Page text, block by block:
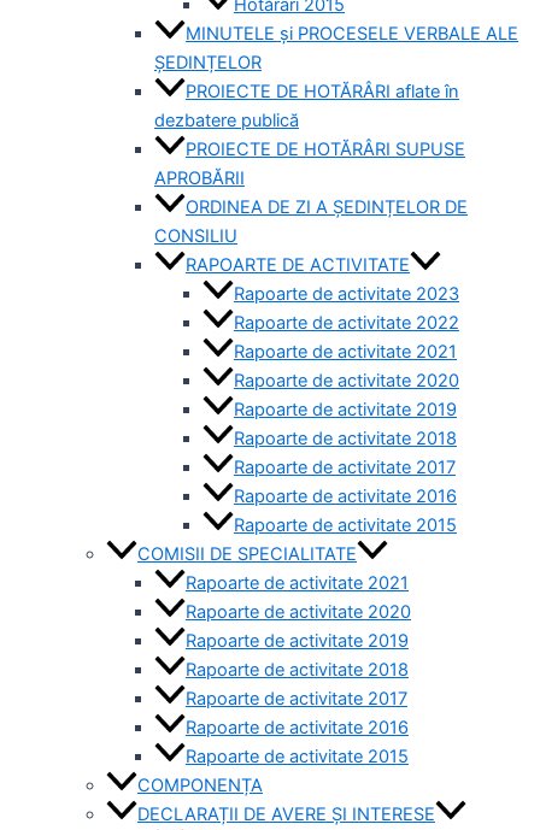
MINUTELE și PROCESELE VERBALE ALE
ȘEDINȚELOR
PROIECTE DE HOTĂRÂRI aflate în
dezbatere publică
PROIECTE DE HOTĂRÂRI SUPUSE
APROBĂRII
ORDINEA DE ZI A ȘEDINȚELOR DE
CONSILIU
RAPOARTE DE ACTIVITATE
Rapoarte de activitate 2023
Rapoarte de activitate 2022
Rapoarte de activitate 2021
Rapoarte de activitate 2020
Rapoarte de activitate 2019
Rapoarte de activitate 2018
Rapoarte de activitate 2017
Rapoarte de activitate 2016
Rapoarte de activitate 2015
COMISII DE SPECIALITATE
Rapoarte de activitate 2021
Rapoarte de activitate 2020
Rapoarte de activitate 2019
Rapoarte de activitate 2018
Rapoarte de activitate 2017
Rapoarte de activitate 2016
Rapoarte de activitate 2015
COMPONENȚA
DECLARAȚII DE AVERE ȘI INTERESE